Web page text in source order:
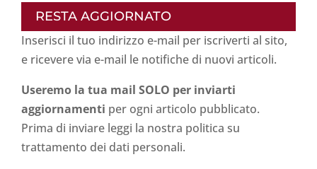
RESTA AGGIORNATO
Inserisci il tuo indirizzo e-mail per iscriverti al sito,
e ricevere via e-mail le notifiche di nuovi articoli.
Useremo la tua mail SOLO per inviarti
aggiornamenti per ogni articolo pubblicato.
Prima di inviare leggi la nostra politica su
trattamento dei dati personali.